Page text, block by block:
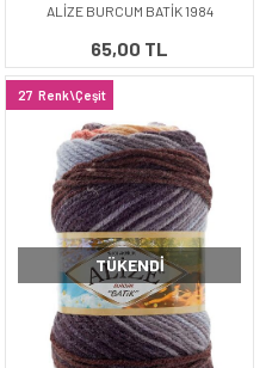
ALİZE BURCUM BATİK 1984
65,00 TL
27 Renk\Çeşit
TÜKENDI